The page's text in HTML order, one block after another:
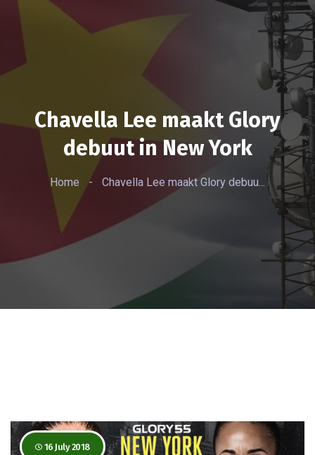
Chavella Lee maakt Glory
debuut in New York
Home - Chavella Lee maakt Glory debuu...
16 July 2018